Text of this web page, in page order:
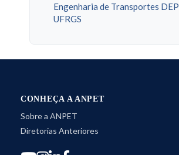
Engenharia de Transportes
UFRGS
CONHEÇA A ANPET
Sobre a ANPET
Diretorias Anteriores